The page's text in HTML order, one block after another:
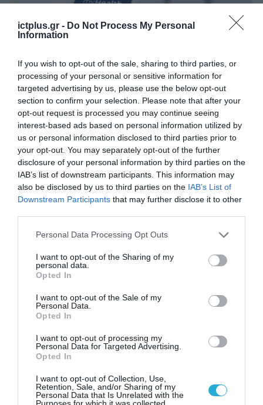
ictplus.gr - Do Not Process My Personal
Information
If you wish to opt-out of the sale, sharing to third parties, or
processing of your personal or sensitive information for
targeted advertising by us, please use the below opt-out
section to confirm your selection. Please note that after your
opt-out request is processed you may continue seeing
interest-based ads based on personal information utilized by
us or personal information disclosed to third parties prior to
your opt-out. You may separately opt-out of the further
disclosure of your personal information by third parties on the
IAB’s list of downstream participants. This information may
also be disclosed by us to third parties on the IAB’s List of
Downstream Participants that may further disclose it to other
Please note that this website/app uses one or more Google
not limited to your visit or usage behaviour. You may click to
grant or deny consent to Google and its third-party tags to
use your data for below specified purposes in below Google
consent section.
Personal Data Processing Opt Outs
I want to opt-out of the Sharing of my
personal data.
Opted In
I want to opt-out of the Sale of my
Personal Data.
Opted In
I want to opt-out of processing my
Personal Data for Targeted Advertising.
Opted In
I want to opt-out of Collection, Use,
Retention, Sale, and/or Sharing of my
Personal Data that Is Unrelated with the
Purposes for which it was collected.
ΨΗΦΙΑΚΟΣ ΜΕΤΑΣΧΗΜΑΤΙΣΜΟΣ
Πάνω από 3 εκατ. πολίτες
αξιοποιούν την άυλη
συνταγογράφηση
21.01.2022
ΔΗΜΟΣΙΑ ΔΙΟΙΚΗΣΗ
Τα φάρμακα για τον HIV
μπαίνουν στην άυλη και